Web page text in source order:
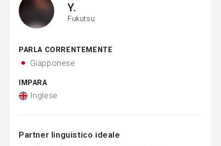
Y.
Fukutsu
PARLA CORRENTEMENTE
Giapponese
IMPARA
Inglese
Partner linguistico ideale